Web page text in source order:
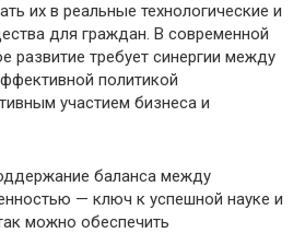
их в реальные технологические и
для граждан. В современной
развитие требует синергии между
политикой
участием бизнеса и
баланса между
— ключ к успешной науке и
можно обеспечить